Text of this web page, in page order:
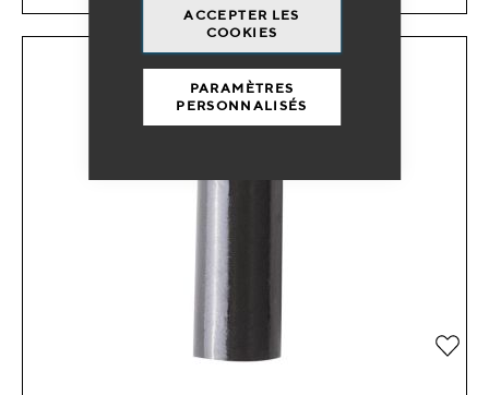
ACCEPTER LES
COOKIES
PARAMÈTRES
PERSONNALISÉS